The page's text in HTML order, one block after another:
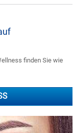
finden Sie wie